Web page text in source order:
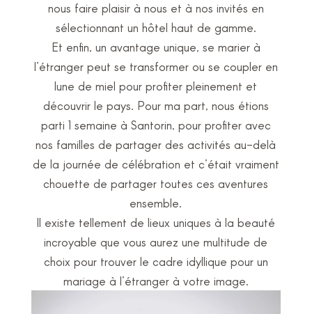
nous faire plaisir à nous et à nos invités en
sélectionnant un hôtel haut de gamme.
Et enfin, un avantage unique, se marier à
l’étranger peut se transformer ou se coupler en
lune de miel pour profiter pleinement et
découvrir le pays. Pour ma part, nous étions
parti 1 semaine à Santorin, pour profiter avec
nos familles de partager des activités au-delà
de la journée de célébration et c’était vraiment
chouette de partager toutes ces aventures
ensemble.
Il existe tellement de lieux uniques à la beauté
incroyable que vous aurez une multitude de
choix pour trouver le cadre idyllique pour un
mariage à l’étranger à votre image.